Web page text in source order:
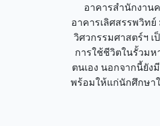
อาคารสำนักงาน
อาคารเลิศสรรพวิท
วิศวกรรมศาสตร์ฯ
การใช้ชีวิตในรั้วม
ตนเอง นอกจากนี้ยัง
พร้อมให้แก่นักศึกษา